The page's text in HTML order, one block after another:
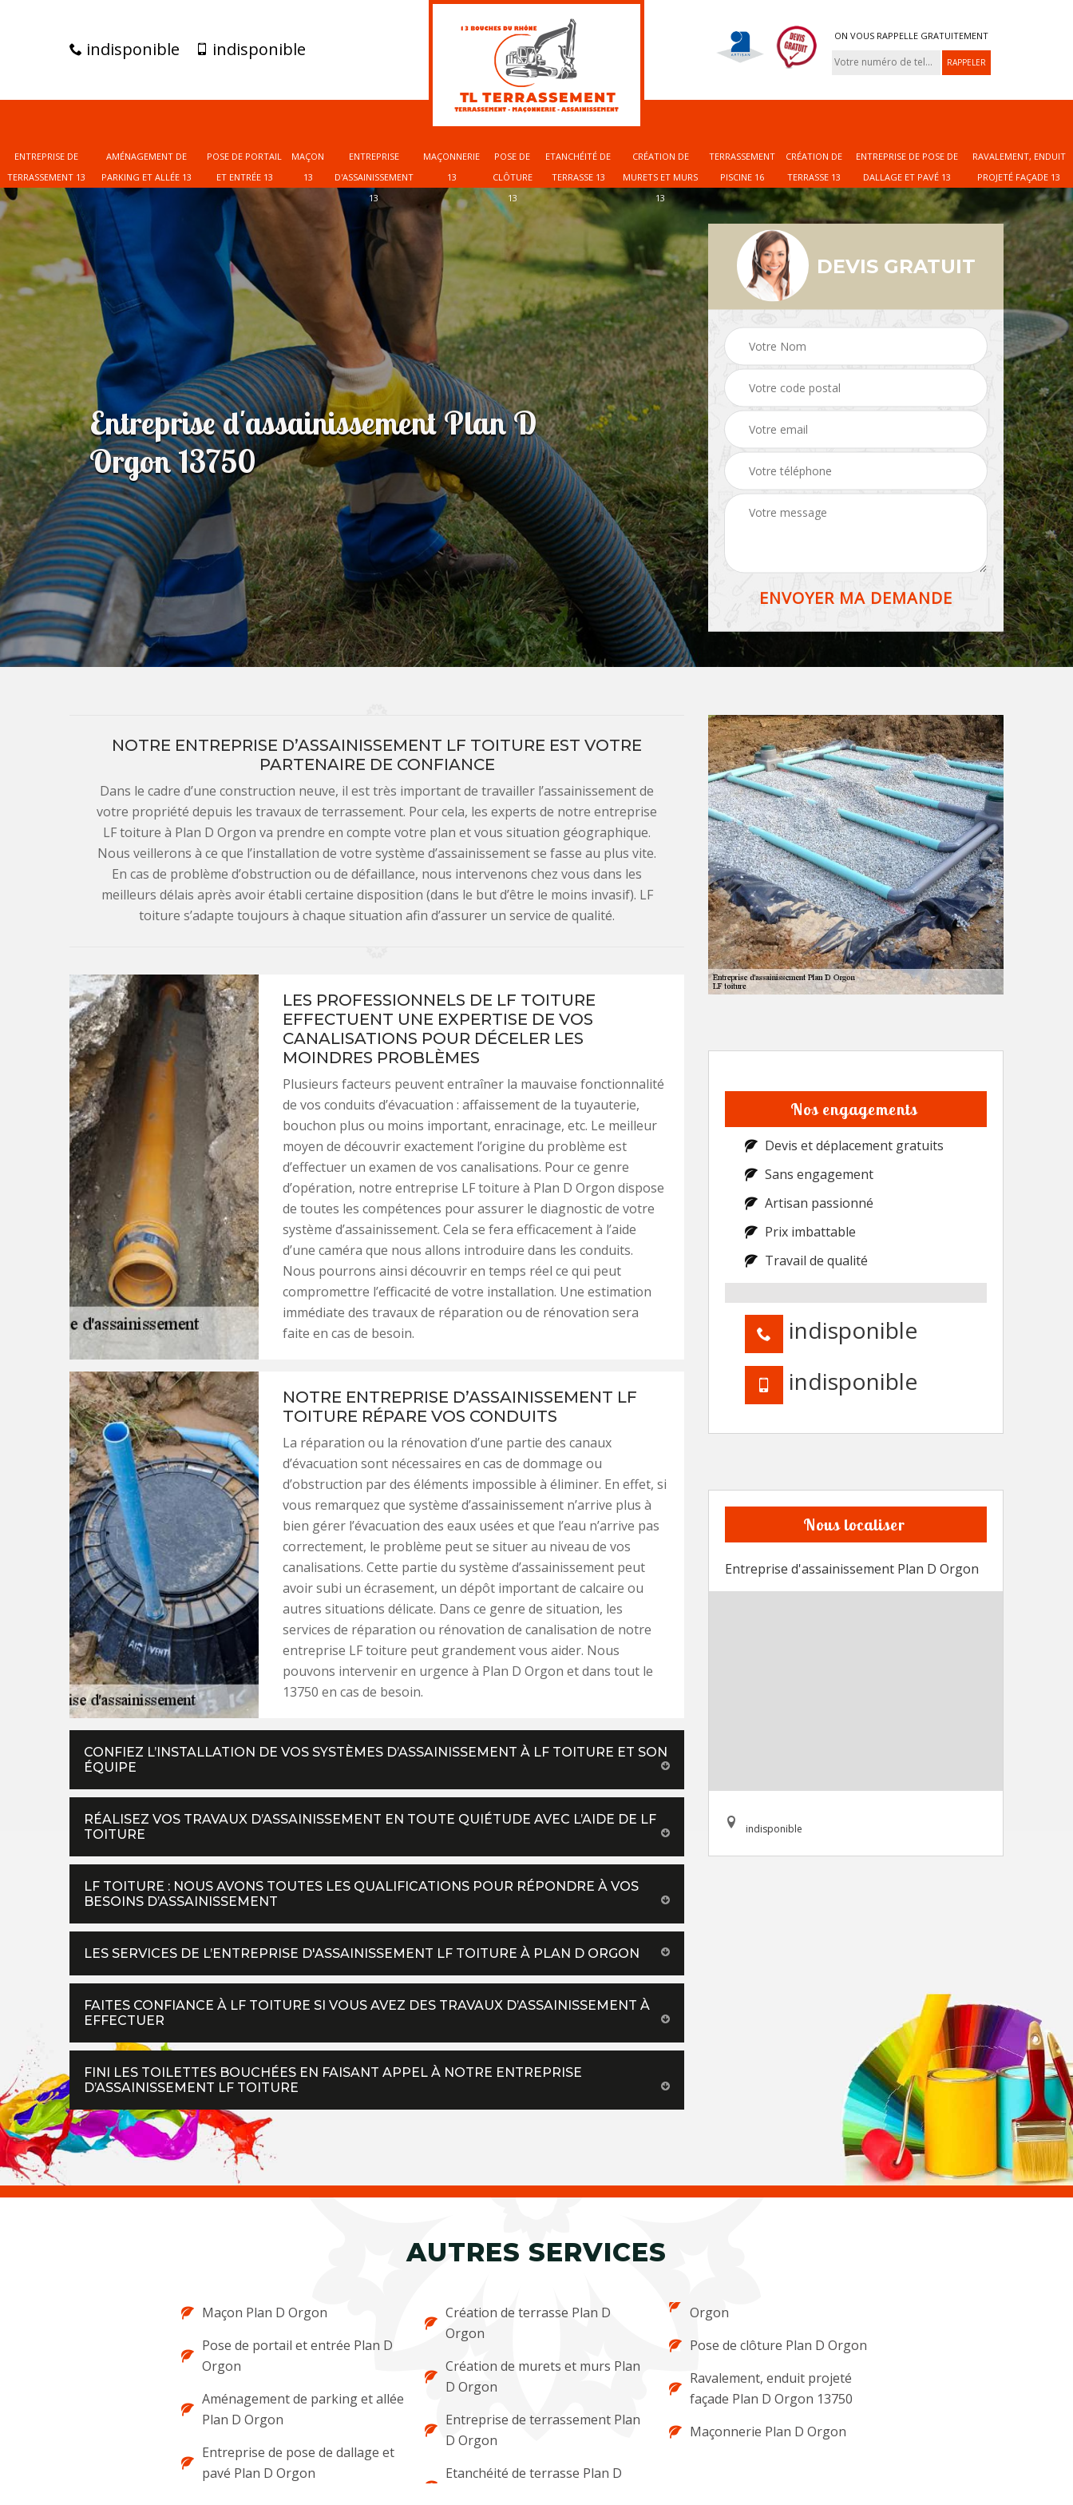
indisponible indisponible
ON VOUS RAPPELLE GRATUITEMENT
ENTREPRISE DE
TERRASSEMENT 13
AMÉNAGEMENT DE
PARKING ET ALLÉE 13
POSE DE PORTAIL
ET ENTRÉE 13
MAÇON
13
ENTREPRISE
D'ASSAINISSEMENT
13
MAÇONNERIE
13
POSE DE
CLÔTURE
13
ETANCHÉITÉ DE
TERRASSE 13
CRÉATION DE
MURETS ET MURS
13
TERRASSEMENT
PISCINE 16
CRÉATION DE
TERRASSE 13
ENTREPRISE DE POSE DE
DALLAGE ET PAVÉ 13
RAVALEMENT, ENDUIT
PROJETÉ FAÇADE 13
Entreprise d'assainissement Plan D
Orgon 13750
DEVIS GRATUIT
NOTRE ENTREPRISE D’ASSAINISSEMENT LF TOITURE EST VOTRE
PARTENAIRE DE CONFIANCE
Dans le cadre d’une construction neuve, il est très important de travailler l’assainissement de
votre propriété depuis les travaux de terrassement. Pour cela, les experts de notre entreprise
LF toiture à Plan D Orgon va prendre en compte votre plan et vous situation géographique.
Nous veillerons à ce que l’installation de votre système d’assainissement se fasse au plus vite.
En cas de problème d’obstruction ou de défaillance, nous intervenons chez vous dans les
meilleurs délais après avoir établi certaine disposition (dans le but d’être le moins invasif). LF
toiture s’adapte toujours à chaque situation afin d’assurer un service de qualité.
LES PROFESSIONNELS DE LF TOITURE
EFFECTUENT UNE EXPERTISE DE VOS
CANALISATIONS POUR DÉCELER LES
MOINDRES PROBLÈMES
Plusieurs facteurs peuvent entraîner la mauvaise fonctionnalité
de vos conduits d’évacuation : affaissement de la tuyauterie,
bouchon plus ou moins important, enracinage, etc. Le meilleur
moyen de découvrir exactement l’origine du problème est
d’effectuer un examen de vos canalisations. Pour ce genre
d’opération, notre entreprise LF toiture à Plan D Orgon dispose
de toutes les compétences pour assurer le diagnostic de votre
système d’assainissement. Cela se fera efficacement à l’aide
d’une caméra que nous allons introduire dans les conduits.
Nous pourrons ainsi découvrir en temps réel ce qui peut
compromettre l’efficacité de votre installation. Une estimation
immédiate des travaux de réparation ou de rénovation sera
faite en cas de besoin.
NOTRE ENTREPRISE D’ASSAINISSEMENT LF
TOITURE RÉPARE VOS CONDUITS
La réparation ou la rénovation d’une partie des canaux
d’évacuation sont nécessaires en cas de dommage ou
d’obstruction par des éléments impossible à éliminer. En effet, si
vous remarquez que système d’assainissement n’arrive plus à
bien gérer l’évacuation des eaux usées et que l’eau n’arrive pas
correctement, le problème peut se situer au niveau de vos
canalisations. Cette partie du système d’assainissement peut
avoir subi un écrasement, un dépôt important de calcaire ou
autres situations délicate. Dans ce genre de situation, les
services de réparation ou rénovation de canalisation de notre
entreprise LF toiture peut grandement vous aider. Nous
pouvons intervenir en urgence à Plan D Orgon et dans tout le
13750 en cas de besoin.
CONFIEZ L’INSTALLATION DE VOS SYSTÈMES D’ASSAINISSEMENT À LF TOITURE ET SON
ÉQUIPE
RÉALISEZ VOS TRAVAUX D’ASSAINISSEMENT EN TOUTE QUIÉTUDE AVEC L’AIDE DE LF
TOITURE
LF TOITURE : NOUS AVONS TOUTES LES QUALIFICATIONS POUR RÉPONDRE À VOS
BESOINS D’ASSAINISSEMENT
LES SERVICES DE L’ENTREPRISE D'ASSAINISSEMENT LF TOITURE À PLAN D ORGON
FAITES CONFIANCE À LF TOITURE SI VOUS AVEZ DES TRAVAUX D’ASSAINISSEMENT À
EFFECTUER
FINI LES TOILETTES BOUCHÉES EN FAISANT APPEL À NOTRE ENTREPRISE
D’ASSAINISSEMENT LF TOITURE
Nos engagements
Devis et déplacement gratuits
Sans engagement
Artisan passionné
Prix imbattable
Travail de qualité
indisponible
indisponible
Nous localiser
Entreprise d'assainissement Plan D Orgon
indisponible
AUTRES SERVICES
Maçon Plan D Orgon
Pose de portail et entrée Plan D
Orgon
Aménagement de parking et allée
Plan D Orgon
Entreprise de pose de dallage et
pavé Plan D Orgon
Création de terrasse Plan D
Orgon
Création de murets et murs Plan
D Orgon
Entreprise de terrassement Plan
D Orgon
Etanchéité de terrasse Plan D
Orgon
Pose de clôture Plan D Orgon
Ravalement, enduit projeté
façade Plan D Orgon 13750
Maçonnerie Plan D Orgon